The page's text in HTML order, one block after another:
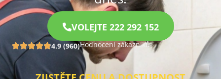
VOLEJTE 222 292 152
4.9 (960)Hodnocení zákazníků